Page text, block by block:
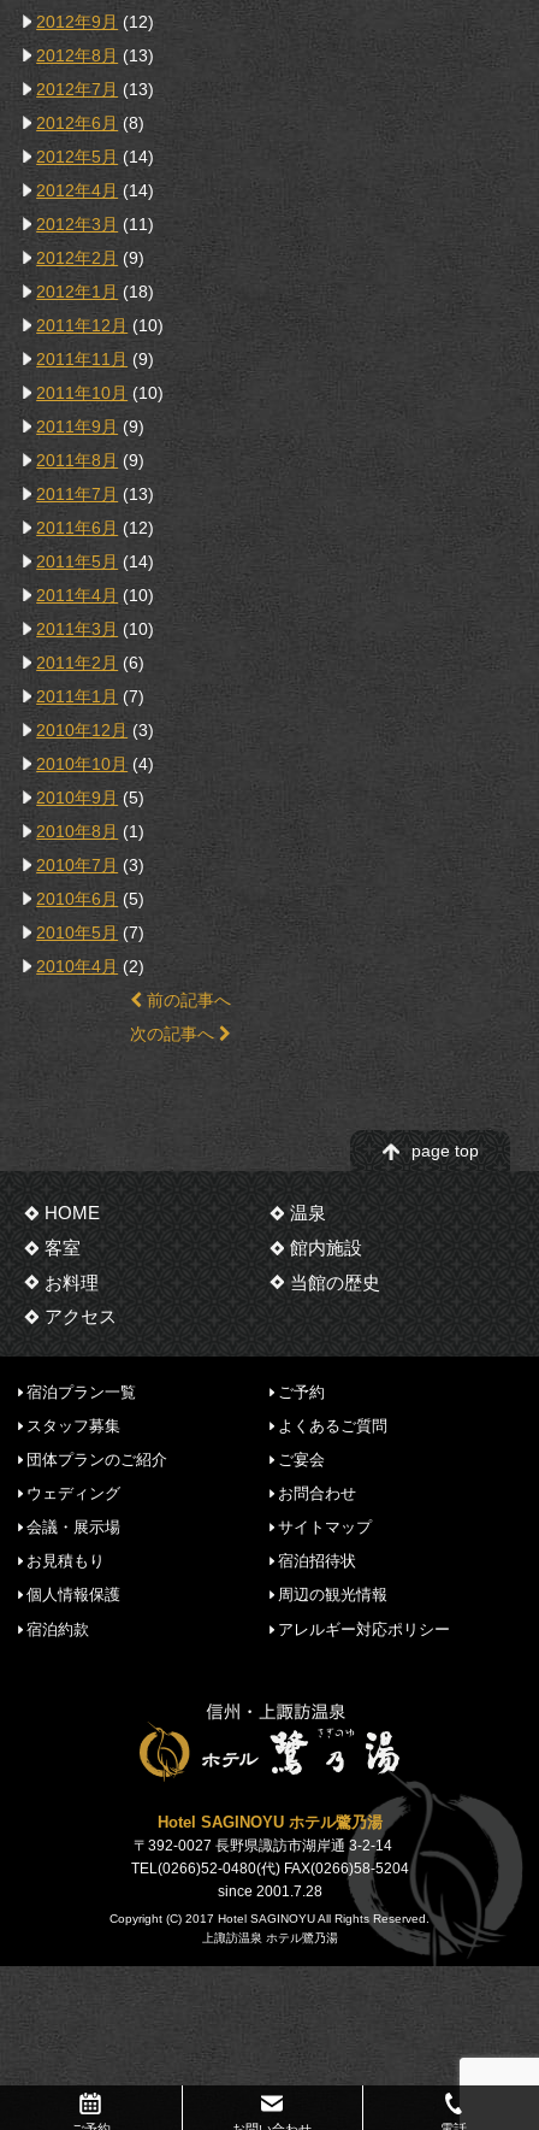
2012年9月 (12)
2012年8月 (13)
2012年7月 (13)
2012年6月 (8)
2012年5月 (14)
2012年4月 (14)
2012年3月 (11)
2012年2月 (9)
2012年1月 (18)
2011年12月 (10)
2011年11月 (9)
2011年10月 (10)
2011年9月 (9)
2011年8月 (9)
2011年7月 (13)
2011年6月 (12)
2011年5月 (14)
2011年4月 (10)
2011年3月 (10)
2011年2月 (6)
2011年1月 (7)
2010年12月 (3)
2010年10月 (4)
2010年9月 (5)
2010年8月 (1)
2010年7月 (3)
2010年6月 (5)
2010年5月 (7)
2010年4月 (2)
前の記事へ
次の記事へ
page top
HOME
温泉
客室
館内施設
お料理
当館の歴史
アクセス
宿泊プラン一覧
ご予約
スタッフ募集
よくあるご質問
団体プランのご紹介
ご宴会
ウェディング
お問合わせ
会議・展示場
サイトマップ
お見積もり
宿泊招待状
個人情報保護
周辺の観光情報
宿泊約款
アレルギー対応ポリシー
Hotel SAGINOYU ホテル鷺乃湯
〒392-0027 長野県諏訪市湖岸通 3-2-14
TEL(0266)52-0480(代) FAX(0266)58-5204
since 2001.7.28
Copyright (C) 2017 Hotel SAGINOYU All Rights Reserved.
上諏訪温泉 ホテル鷺乃湯